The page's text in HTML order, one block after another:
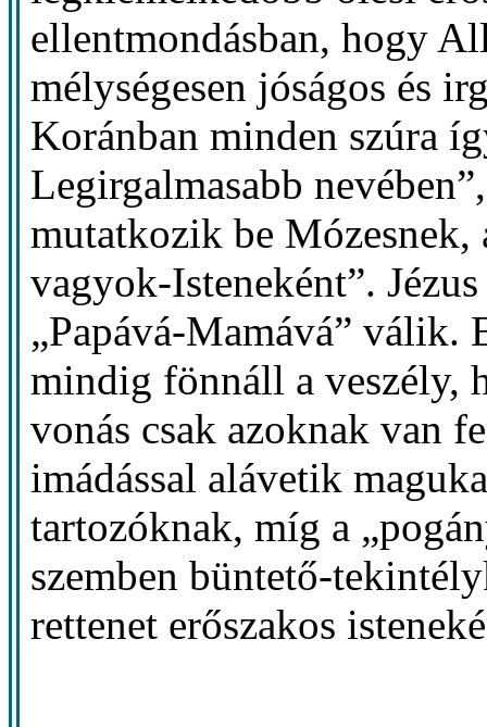
ellentmondásban, hogy
mélységesen jóságos és
Koránban minden szúra
Legirgalmasabb
mutatkozik be Mózesnek,
vagyok-Isteneként”.
„Papává-Mamává” válik.
mindig fönnáll a veszély,
vonás csak azoknak van
imádással alávetik
tartozóknak, míg a
szemben büntető-
rettenet erőszakos